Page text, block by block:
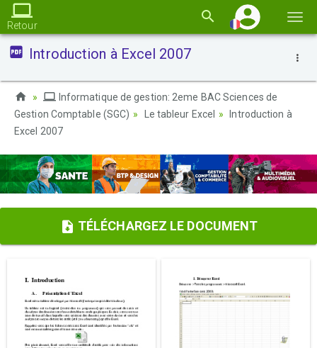
la
Retour
Introduction à Excel 2007
Informatique de gestion: 2eme BAC Sciences de
Gestion Comptable (SGC)
Le tableur Excel
Introduction à
Excel 2007
TÉLÉCHARGEZ LE DOCUMENT